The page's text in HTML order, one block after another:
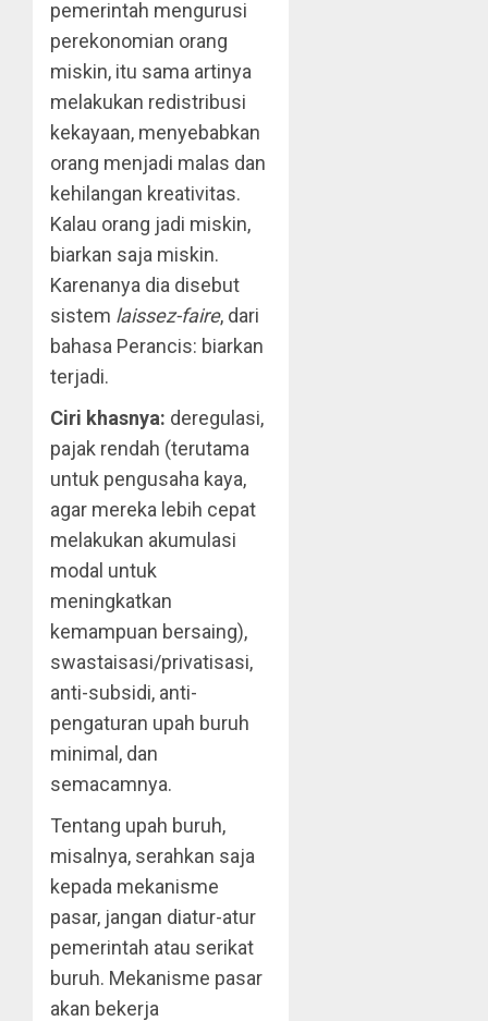
pemerintah mengurusi
perekonomian orang
miskin, itu sama artinya
melakukan redistribusi
kekayaan, menyebabkan
orang menjadi malas dan
kehilangan kreativitas.
Kalau orang jadi miskin,
biarkan saja miskin.
Karenanya dia disebut
sistem laissez-faire, dari
bahasa Perancis: biarkan
terjadi.
Ciri khasnya: deregulasi,
pajak rendah (terutama
untuk pengusaha kaya,
agar mereka lebih cepat
melakukan akumulasi
modal untuk
meningkatkan
kemampuan bersaing),
swastaisasi/privatisasi,
anti-subsidi, anti-
pengaturan upah buruh
minimal, dan
semacamnya.
Tentang upah buruh,
misalnya, serahkan saja
kepada mekanisme
pasar, jangan diatur-atur
pemerintah atau serikat
buruh. Mekanisme pasar
akan bekerja